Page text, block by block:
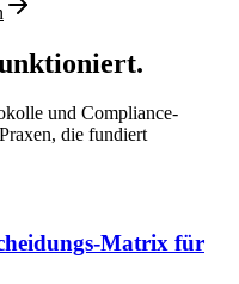
und Compliance-
die fundiert
Matrix für